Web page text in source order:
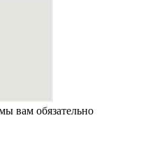
вам обязательно